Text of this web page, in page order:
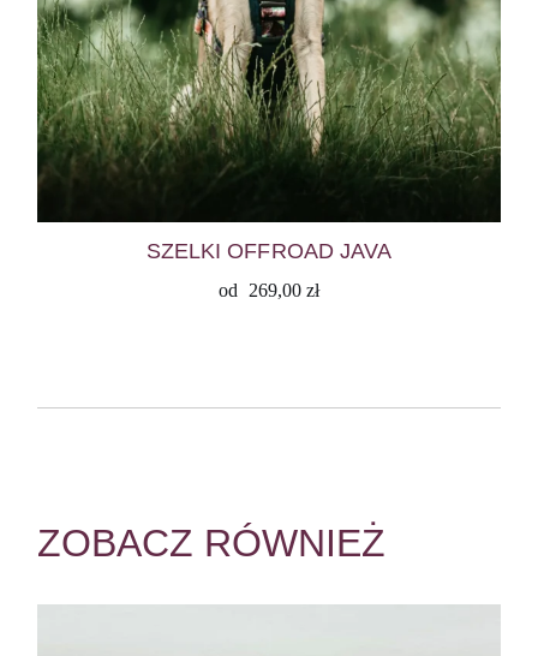
SZELKI OFFROAD JAVA
od 269,00 zł
ZOBACZ RÓWNIEŻ